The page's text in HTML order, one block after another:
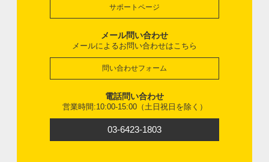
サポートページ
メール問い合わせ
メールによるお問い合わせはこちら
問い合わせフォーム
電話問い合わせ
営業時間:10:00-15:00（土日祝日を除く）
03-6423-1803